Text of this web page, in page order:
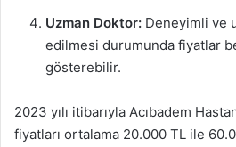
Uzman Doktor: Deneyimli ve
edilmesi durumunda fiyatlar
gösterebilir.
2023 yılı itibarıyla Acıbadem
fiyatları ortalama 20.000 TL ile